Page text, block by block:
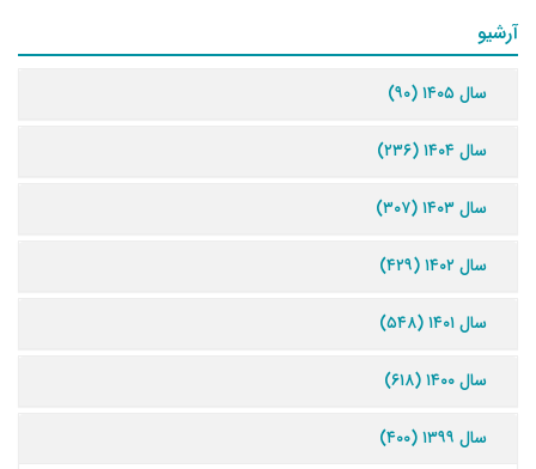
آرشیو
سال ۱۴۰۵ (۹۰)
سال ۱۴۰۴ (۲۳۶)
سال ۱۴۰۳ (۳۰۷)
سال ۱۴۰۲ (۴۲۹)
سال ۱۴۰۱ (۵۴۸)
سال ۱۴۰۰ (۶۱۸)
سال ۱۳۹۹ (۴۰۰)